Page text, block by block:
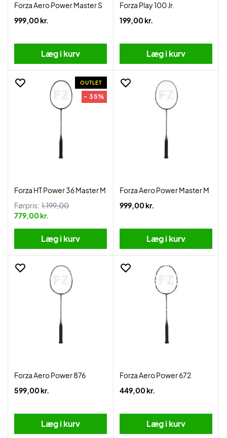
Forza Aero Power Master S
999,00 kr.
Læg i kurv
Forza Play 100 Jr.
199,00 kr.
Læg i kurv
OUTLET
- 35%
Forza HT Power 36 Master M
Førpris: 1.199,00
779,00 kr.
Læg i kurv
Forza Aero Power Master M
999,00 kr.
Læg i kurv
Forza Aero Power 876
599,00 kr.
Læg i kurv
Forza Aero Power 672
449,00 kr.
Læg i kurv